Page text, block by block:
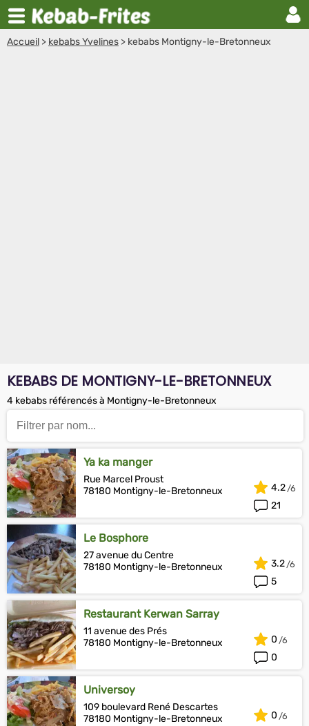
Accueil > kebabs Yvelines > kebabs Montigny-le-Bretonneux
KEBABS DE MONTIGNY-LE-BRETONNEUX
4 kebabs référencés à Montigny-le-Bretonneux
Ya ka manger
Rue Marcel Proust
78180 Montigny-le-Bretonneux
21
4.2
Le Bosphore
27 avenue du Centre
78180 Montigny-le-Bretonneux
5
3.2
Restaurant Kerwan Sarray
11 avenue des Prés
78180 Montigny-le-Bretonneux
0
0
Universoy
109 boulevard René Descartes
78180 Montigny-le-Bretonneux
0